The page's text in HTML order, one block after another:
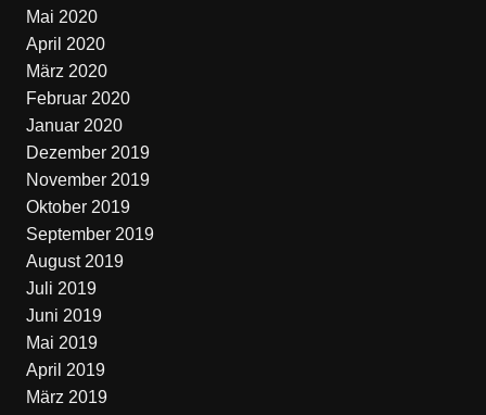
Mai 2020
April 2020
März 2020
Februar 2020
Januar 2020
Dezember 2019
November 2019
Oktober 2019
September 2019
August 2019
Juli 2019
Juni 2019
Mai 2019
April 2019
März 2019